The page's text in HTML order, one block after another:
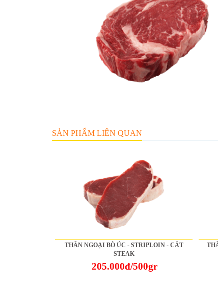
SẢN PHẨM LIÊN QUAN
THĂN NGOẠI BÒ ÚC - STRIPLOIN - CẮT
STEAK
205.000đ/500gr